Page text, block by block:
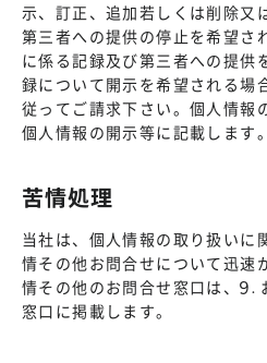
示、訂正、追加若しくは削除又
第三者への提供の停止を希望さ
に係る記録及び第三者への提供
録について開示を希望される場
従ってご請求下さい。個人情報
個人情報の開示等に記載します。
苦情処理
当社は、個人情報の取り扱いに
情その他お問合せについて迅速
情その他のお問合せ窓口は、9.
窓口に掲載します。